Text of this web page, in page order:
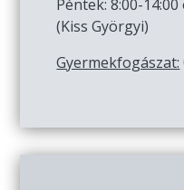
Péntek: 8:00-
(Kiss Györgyi)
Gyermekfogászat: